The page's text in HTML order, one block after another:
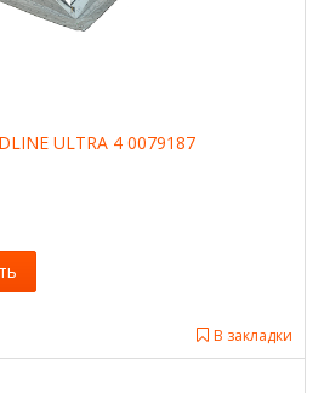
ULTRA 4 0079187
В закладки